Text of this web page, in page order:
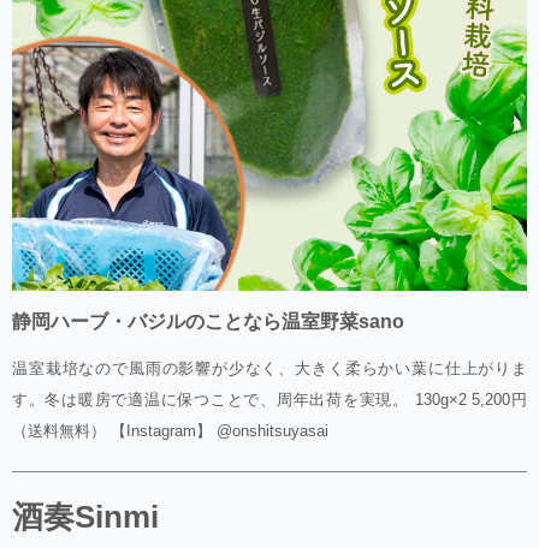
静岡ハーブ・バジルのことなら温室野菜sano
温室栽培なので風雨の影響が少なく、大きく柔らかい葉に仕上がりま
す。冬は暖房で適温に保つことで、周年出荷を実現。 130g×2 5,200円
（送料無料） 【Instagram】 @onshitsuyasai
酒奏Sinmi